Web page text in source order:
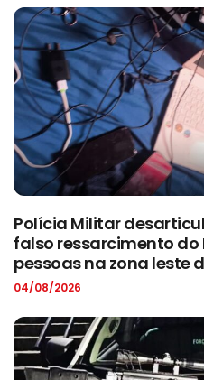
Polícia Militar
falso ressarcimento do
pessoas na zona leste
04/08/2026